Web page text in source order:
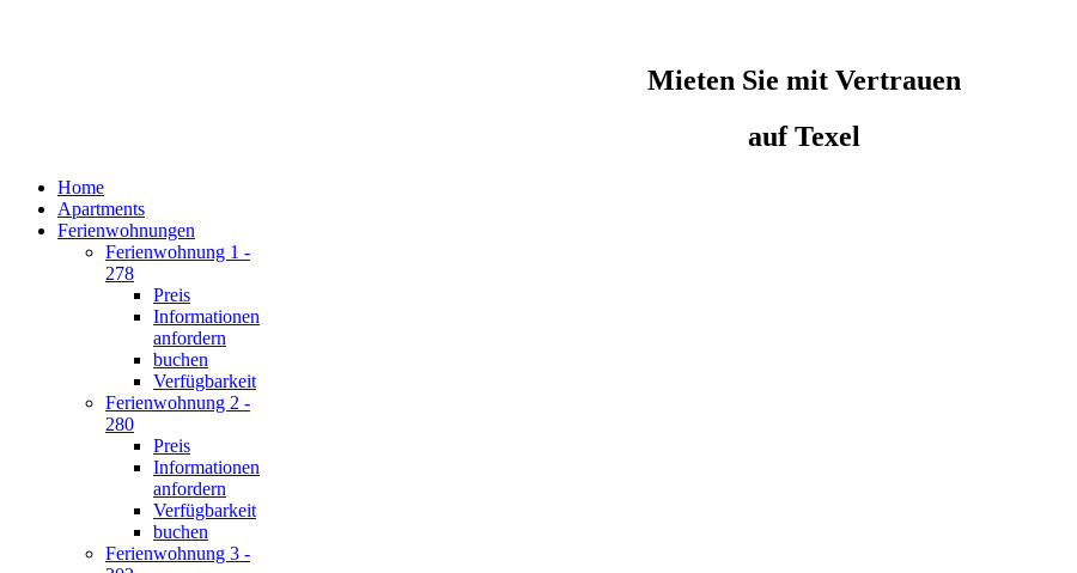
Mieten Sie mit Vertrauen
auf Texel
Home
Apartments
Ferienwohnungen
Ferienwohnung 1 -
278
Preis
Informationen
anfordern
buchen
Verfügbarkeit
Ferienwohnung 2 -
280
Preis
Informationen
anfordern
Verfügbarkeit
buchen
Ferienwohnung 3 -